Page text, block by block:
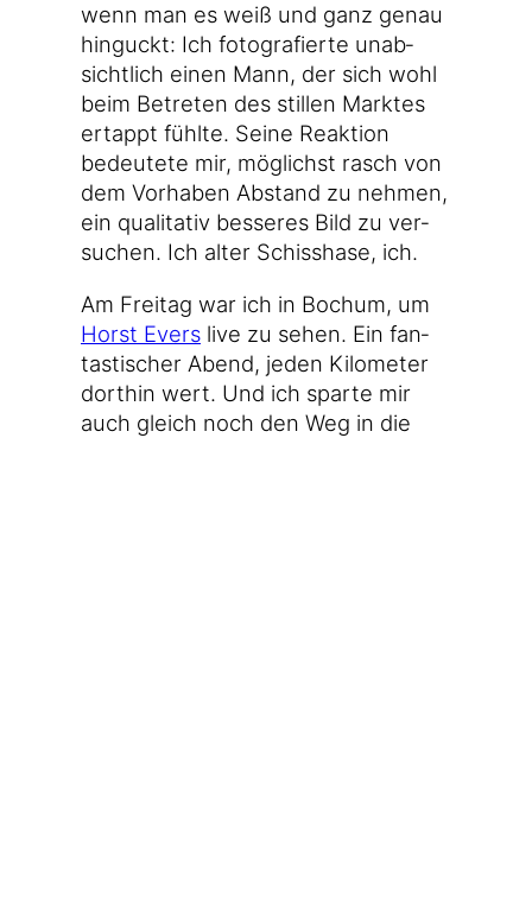
wenn man es weiß und ganz genau
hin­guckt: Ich foto­gra­fier­te unab­
sicht­lich einen Mann, der sich wohl
beim Betre­ten des stil­len Mark­tes
ertappt fühl­te. Sei­ne Reak­ti­on
bedeu­te­te mir, mög­lichst rasch von
dem Vor­ha­ben Abstand zu neh­men,
ein qua­li­ta­tiv bes­se­res Bild zu ver­
su­chen. Ich alter Schiss­ha­se, ich.
Am Frei­tag war ich in Bochum, um
Horst Evers live zu sehen. Ein fan­
tas­ti­scher Abend, jeden Kilo­me­ter
dort­hin wert. Und ich spar­te mir
auch gleich noch den Weg in die